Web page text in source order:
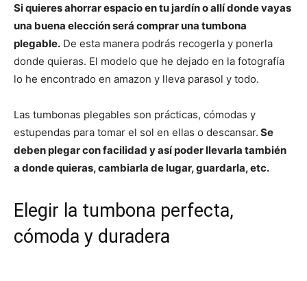
Si quieres ahorrar espacio en tu jardín o allí donde vayas
una buena elección será comprar una tumbona
plegable. De esta manera podrás recogerla y ponerla
donde quieras. El modelo que he dejado en la fotografía
lo he encontrado en amazon y lleva parasol y todo.
Las tumbonas plegables son prácticas, cómodas y
estupendas para tomar el sol en ellas o descansar. Se
deben plegar con facilidad y así poder llevarla también
a donde quieras, cambiarla de lugar, guardarla, etc.
Elegir la tumbona perfecta,
cómoda y duradera